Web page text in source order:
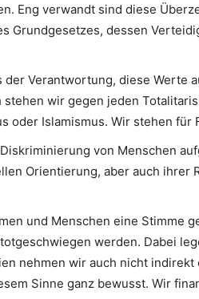
Eng verwandt sind diese
Grundgesetzes, dessen
der Verantwortung, diese Werte
wir gegen jeden
oder Islamismus. Wir stehen für
von Menschen
Orientierung, aber auch ihrer
und Menschen eine Stimme
werden. Dabei
nehmen wir auch nicht indirekt
Sinne ganz bewusst. Wir